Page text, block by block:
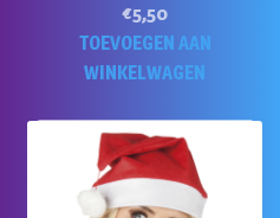
€5,50
TOEVOEGEN AAN
WINKELWAGEN